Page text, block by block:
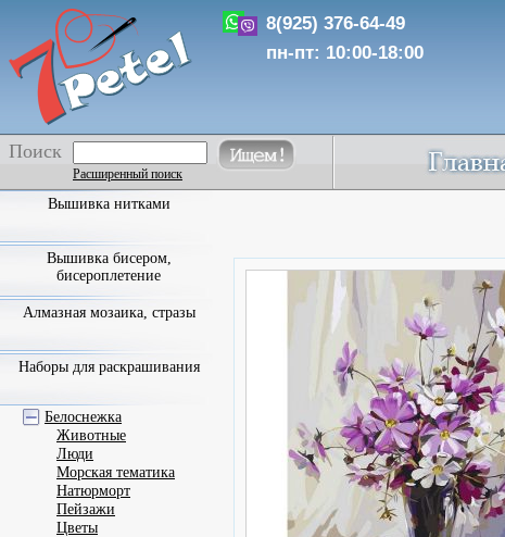
8(925) 376-64-49
пн-пт: 10:00-18:00
Поиск
Расширенный поиск
Вышивка нитками
Вышивка бисером,
бисероплетение
Алмазная мозаика, стразы
Наборы для раскрашивания
Белоснежка
Животные
Люди
Морская тематика
Натюрморт
Пейзажи
Цветы